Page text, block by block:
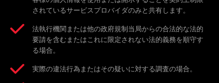
されているサービスプロバイダのみと共有します。
法執行機関または他の政府規制当局からの合法的な法的
要請を含むまたはこれに限定されない法的義務を順守す
る場合。
実際の違法行為またはその疑いに対する調査の場合。